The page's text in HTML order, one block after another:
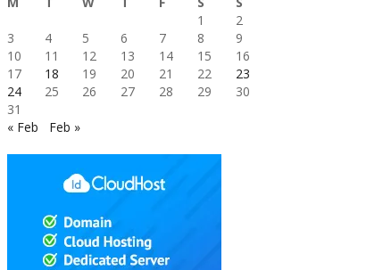
1
2
3
4 5 6 7 8
9
10
11 12 13 14 15
16
17
18 19 20 21 22
23
24
25 26 27 28 29
30
31
« Feb
Feb »